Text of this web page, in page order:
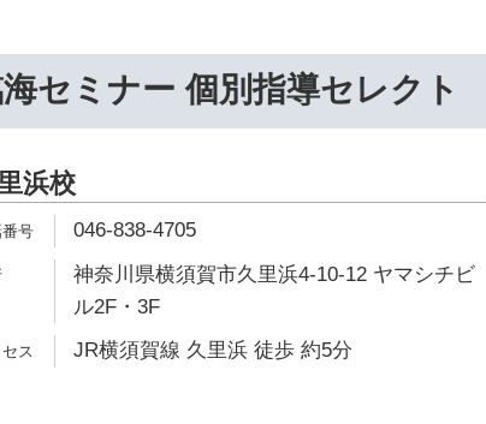
海セミナー 個別指導セレクト
浜校
046-838-4705
神奈川県横須賀市久里浜4-10-12 ヤマシチビ
ル2F・3F
JR横須賀線 久里浜 徒歩 約5分